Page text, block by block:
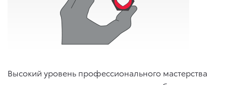
Высокий уровень профессионального мастерства